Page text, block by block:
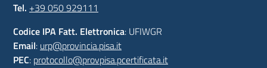
Tel. +39 050 929111
Codice IPA Fatt. Elettronica: UFIWGR
Email: urp@provincia.pisa.it
PEC: protocollo@provpisa.pcertificata.it